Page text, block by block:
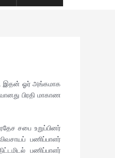
இதன் ஓர் அங்கமாக
பிரதி மாகாண
சபை உறுப்பினர்
பணிப்பாளர்
பணிப்பாளர்